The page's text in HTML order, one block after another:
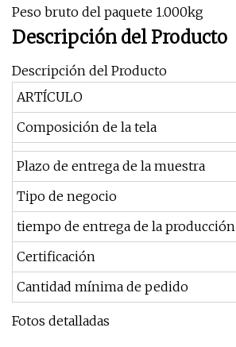
Peso bruto del paquete 1.000kg
Descripción del Producto
Descripción del Producto
ARTÍCULO
Composición de la tela
Plazo de entrega de la muestra
Tipo de negocio
tiempo de entrega de la producción
Certificación
Cantidad mínima de pedido
Fotos detalladas